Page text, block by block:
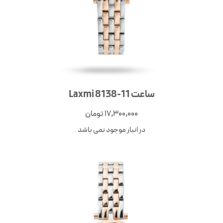
ساعت Laxmi 8138-11
17,300,000تومان
در انبار موجود نمی باشد